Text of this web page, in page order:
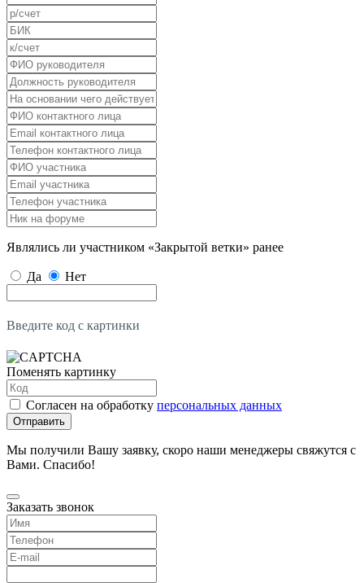
Являлись ли участником «Закрытой ветки» ранее
Да Нет
Введите код с картинки
Поменять картинку
Согласен на обработку персональных данных
Отправить
Мы получили Вашу заявку, скоро наши менеджеры свяжутся с
Вами. Спасибо!
Заказать звонок